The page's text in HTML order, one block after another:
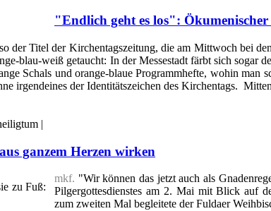
"Endlich geht es los":
der Titel der Kirchentagszeitung, die am Mittwoch bei
blau-weiß getaucht: In der Messestadt färbt sich sogar
Schals und orange-blaue Programmhefte, wohin
irgendeines der Identitätszeichen des Kirchentags.
|
ganzem Herzen wirken
mkf. "Wir können das jetzt auch als
Pilgergottesdienstes am 2. Mai mit Blick auf
zum zweiten Mal begleitete der Fuldaer